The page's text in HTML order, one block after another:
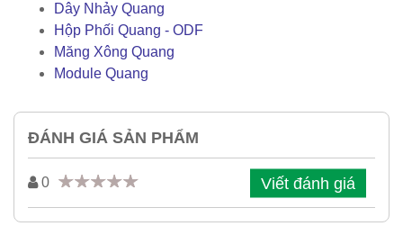
Dây Nhảy Quang
Hộp Phối Quang - ODF
Măng Xông Quang
Module Quang
ĐÁNH GIÁ SẢN PHẨM
0 Viết đánh giá